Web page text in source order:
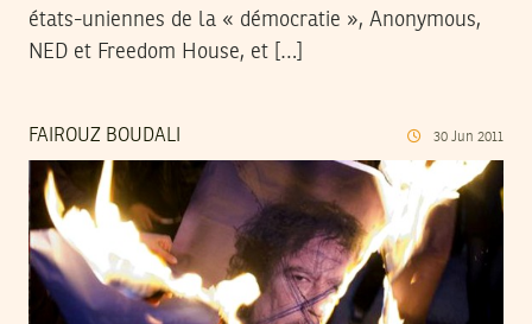
états-uniennes de la « démocratie », Anonymous,
NED et Freedom House, et […]
FAIROUZ BOUDALI 30 Jun 2011